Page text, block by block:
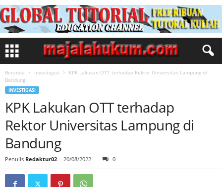
Beranda Investigasi
KPK Lakukan OTT terhadap Rektor Universitas Lampung di
Bandung
INVESTIGASI
KPK Lakukan OTT terhadap
Rektor Universitas Lampung di
Bandung
Penulis Redaktur02 - 20/08/2022 0